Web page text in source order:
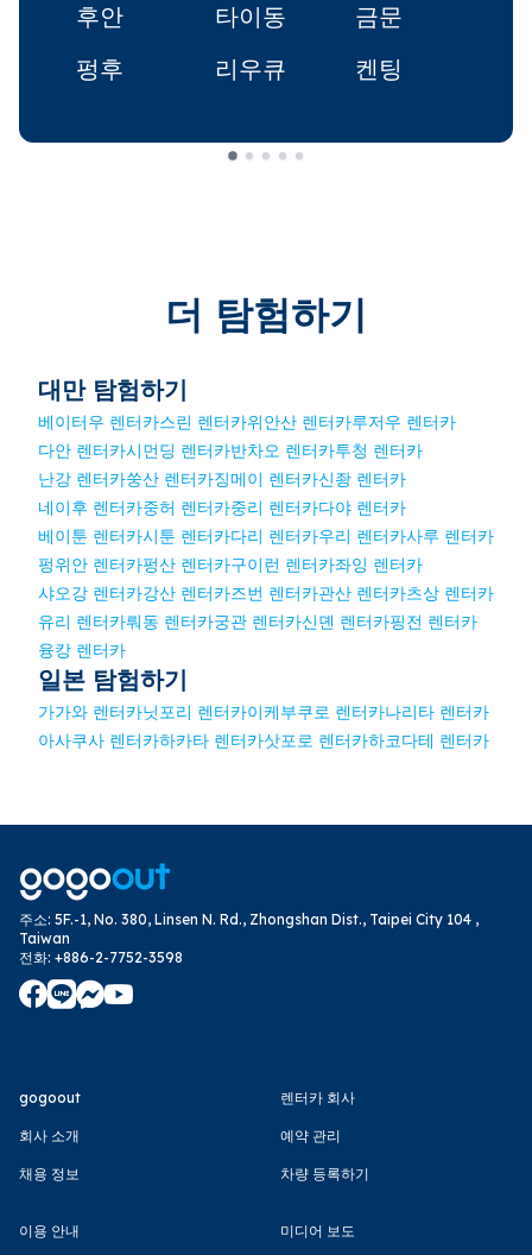
후안
타이동
금문
펑후
리우큐 켄팅
더 탐험하기
대만 탐험하기
베이터우 렌터카스린 렌터카위안산 렌터카루저우 렌터카
다안 렌터카시먼딩 렌터카반차오 렌터카투청 렌터카
난강 렌터카쑹산 렌터카징메이 렌터카신좡 렌터카
네이후 렌터카중허 렌터카중리 렌터카다야 렌터카
베이툰 렌터카시툰 렌터카다리 렌터카우리 렌터카사루 렌터카
펑위안 렌터카펑산 렌터카구이런 렌터카좌잉 렌터카
샤오강 렌터카강산 렌터카즈번 렌터카관산 렌터카츠상 렌터카
유리 렌터카뤄동 렌터카궁관 렌터카신뎬 렌터카핑전 렌터카
융캉 렌터카
일본 탐험하기
가가와 렌터카닛포리 렌터카이케부쿠로 렌터카나리타 렌터카
아사쿠사 렌터카하카타 렌터카삿포로 렌터카하코다테 렌터카
주소: 5F.-1, No. 380, Linsen N. Rd., Zhongshan Dist., Taipei City 104 ,
Taiwan
전화: +886-2-7752-3598
gogoout
회사 소개
채용 정보
렌터카 회사
예약 관리
차량 등록하기
이용 안내 미디어 보도